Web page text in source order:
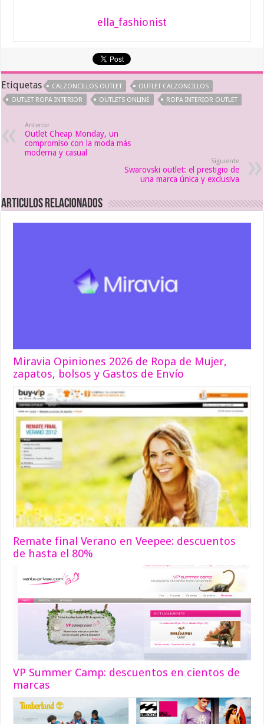
ella_fashionist
Etiquetas CALZONCILLOS OUTLET
OUTLET CALZONCILLOS
OUTLET ROPA INTERIOR
OUTLETS ONLINE ROPA INTERIOR OUTLET
Anterior
Outlet Cheap Monday, un
compromiso con la moda más
moderna y casual
Siguiente
Swarovski outlet: el prestigio de
una marca única y exclusiva
Articulos relacionados
Miravia Opiniones 2026 de Ropa de Mujer,
zapatos, bolsos y Gastos de Envío
Remate final Verano en Veepee: descuentos
de hasta el 80%
VP Summer Camp: descuentos en cientos de
marcas